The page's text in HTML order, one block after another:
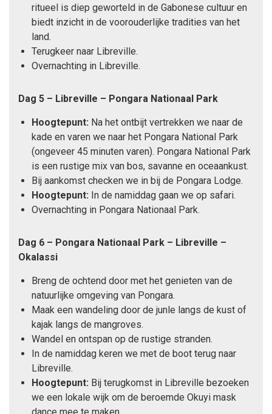
ritueel is diep geworteld in de Gabonese cultuur en
biedt inzicht in de voorouderlijke tradities van het
land.
Terugkeer naar Libreville.
Overnachting in Libreville.
Dag 5 – Libreville – Pongara Nationaal Park
Hoogtepunt: Na het ontbijt vertrekken we naar de
kade en varen we naar het Pongara National Park
(ongeveer 45 minuten varen). Pongara National Park
is een rustige mix van bos, savanne en oceaankust.
Bij aankomst checken we in bij de Pongara Lodge.
Hoogtepunt: In de namiddag gaan we op safari.
Overnachting in Pongara Nationaal Park.
Dag 6 – Pongara Nationaal Park – Libreville –
Okalassi
Breng de ochtend door met het genieten van de
natuurlijke omgeving van Pongara.
Maak een wandeling door de junle langs de kust of
kajak langs de mangroves.
Wandel en ontspan op de rustige stranden.
In de namiddag keren we met de boot terug naar
Libreville.
Hoogtepunt: Bij terugkomst in Libreville bezoeken
we een lokale wijk om de beroemde Okuyi mask